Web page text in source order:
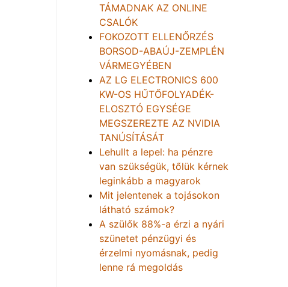
TÁMADNAK AZ ONLINE
CSALÓK
FOKOZOTT ELLENŐRZÉS
BORSOD-ABAÚJ-ZEMPLÉN
VÁRMEGYÉBEN
AZ LG ELECTRONICS 600
KW-OS HŰTŐFOLYADÉK-
ELOSZTÓ EGYSÉGE
MEGSZEREZTE AZ NVIDIA
TANÚSÍTÁSÁT
Lehullt a lepel: ha pénzre
van szükségük, tőlük kérnek
leginkább a magyarok
Mit jelentenek a tojásokon
látható számok?
A szülők 88%-a érzi a nyári
szünetet pénzügyi és
érzelmi nyomásnak, pedig
lenne rá megoldás